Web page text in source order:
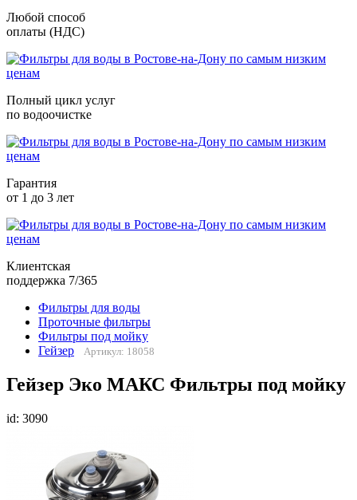
Любой способ
оплаты (НДС)
Полный цикл услуг
по водоочистке
Гарантия
от 1 до 3 лет
Клиентская
поддержка 7/365
Фильтры для воды
Проточные фильтры
Фильтры под мойку
Гейзер
Артикул: 18058
Гейзер Эко МАКС Фильтры под мойку
id: 3090